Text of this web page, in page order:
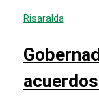
Risaralda